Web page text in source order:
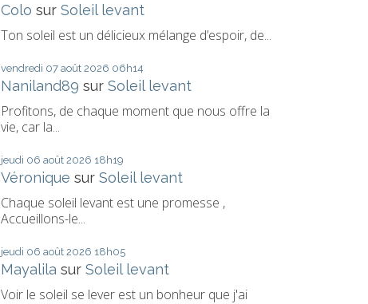
Colo surSoleil levant
Ton soleil est un délicieux mélange d’espoir, de...
vendredi 07 août 2026 06h14
Naniland89 surSoleil levant
Profitons, de chaque moment que nous offre la
vie, car la...
jeudi 06 août 2026 18h19
Véronique surSoleil levant
Chaque soleil levant est une promesse ,
Accueillons-le...
jeudi 06 août 2026 18h05
Mayalila surSoleil levant
Voir le soleil se lever est un bonheur que j'ai